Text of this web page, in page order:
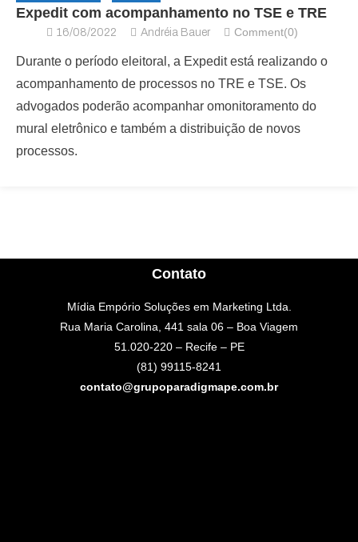
Expedit com acompanhamento no TSE e TRE
16/08/2022 Andréia Bauer Comment(0)
Durante o período eleitoral, a Expedit está realizando o
acompanhamento de processos no TRE e TSE. Os
advogados poderão acompanhar omonitoramento do
mural eletrônico e também a distribuição de novos
processos.
Contato
Mídia Empório Soluções em Marketing Ltda.
Rua Maria Carolina, 441 sala 06 – Boa Viagem
51.020-220 – Recife – PE
(81) 99115-8241
contato@grupoparadigmape.com.br